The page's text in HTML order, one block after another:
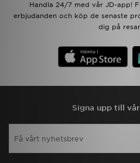
Handla 24/7 med vår JD-app!
erbjudanden och köp de senaste
dig på
Signa upp till
Kundservice